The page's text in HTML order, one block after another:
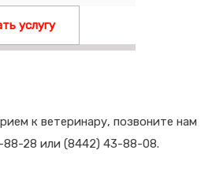
услугу
к ветеринару, позвоните нам
28 или (8442) 43-88-08.